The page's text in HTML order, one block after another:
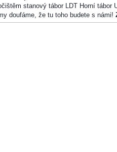
stanový tábor LDT Horní tábor
doufáme, že tu toho budete s námi!